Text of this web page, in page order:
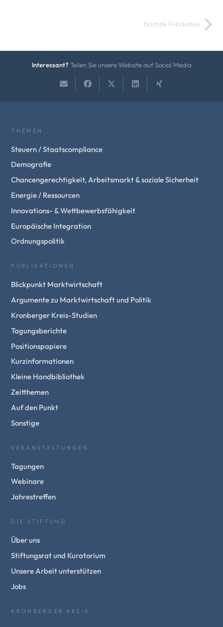
Nächste Publikation
Interessant? Teilen Sie unsere Website auf Social Media
THEMEN
Steuern / Staatscompliance
Demografie
Chancengerechtigkeit, Arbeitsmarkt & soziale Sicherheit
Energie / Ressourcen
Innovations- & Wettbewerbsfähigkeit
Europäische Integration
Ordnungspolitik
PUBLIKATIONEN
Blickpunkt Marktwirtschaft
Argumente zu Marktwirtschaft und Politik
Kronberger Kreis-Studien
Tagungsberichte
Positionspapiere
Kurzinformationen
Kleine Handbibliothek
Zeitthemen
Auf den Punkt
Sonstige
VERANSTALTUNGEN
Tagungen
Webinare
Jahrestreffen
DIE STIFTUNG
Über uns
Stiftungsrat und Kuratorium
Unsere Arbeit unterstützen
Jobs
KRONBERGER KREIS